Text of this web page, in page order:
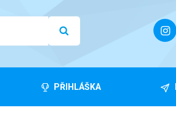
PŘIHLÁŠKA